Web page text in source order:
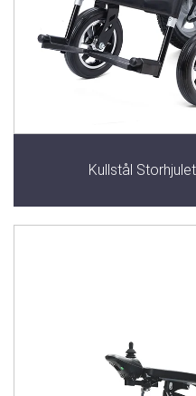
Kullstål